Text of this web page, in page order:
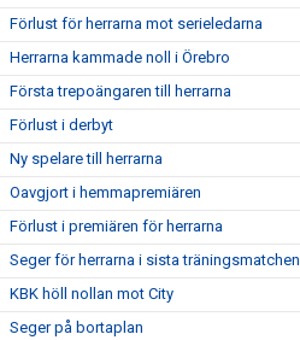
Förlust för herrarna mot serieledarna
Herrarna kammade noll i Örebro
Första trepoängaren till herrarna
Förlust i derbyt
Ny spelare till herrarna
Oavgjort i hemmapremiären
Förlust i premiären för herrarna
Seger för herrarna i sista träningsmatchen
KBK höll nollan mot City
Seger på bortaplan